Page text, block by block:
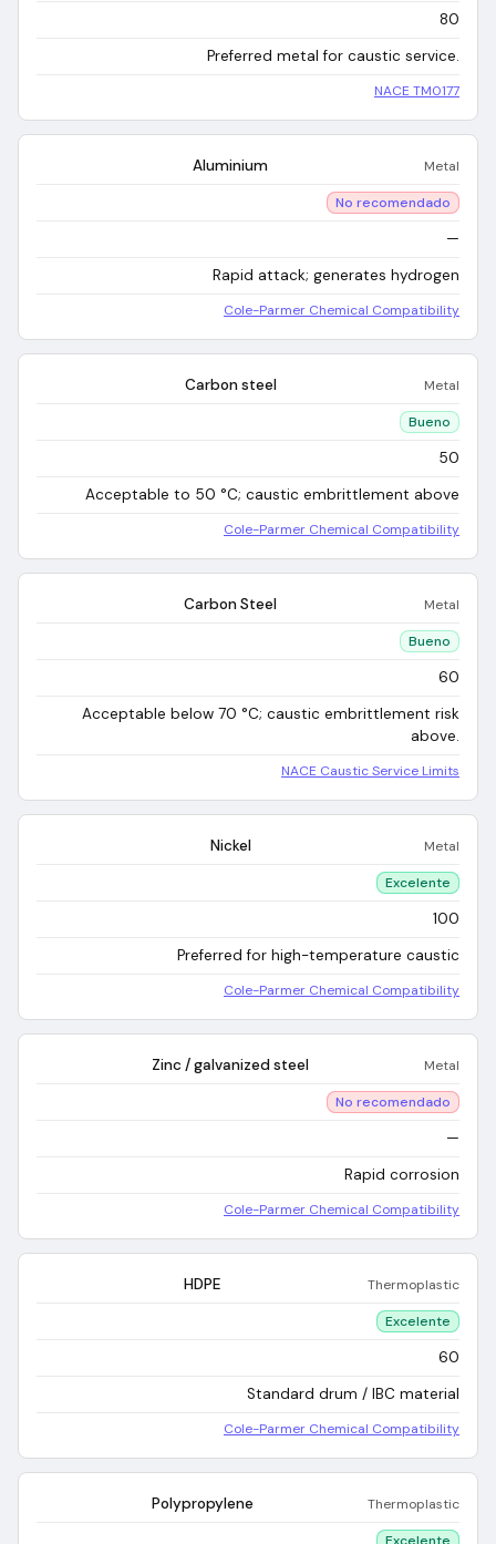
80
Preferred metal for caustic service.
NACE TM0177
Aluminium Metal
No recomendado
—
Rapid attack; generates hydrogen
Cole-Parmer Chemical Compatibility
Carbon steel Metal
Bueno
50
Acceptable to 50 °C; caustic embrittlement above
Cole-Parmer Chemical Compatibility
Carbon Steel Metal
Bueno
60
Acceptable below 70 °C; caustic embrittlement risk
above.
NACE Caustic Service Limits
Nickel Metal
Excelente
100
Preferred for high-temperature caustic
Cole-Parmer Chemical Compatibility
Zinc / galvanized steel Metal
No recomendado
—
Rapid corrosion
Cole-Parmer Chemical Compatibility
HDPE Thermoplastic
Excelente
60
Standard drum / IBC material
Cole-Parmer Chemical Compatibility
Polypropylene Thermoplastic